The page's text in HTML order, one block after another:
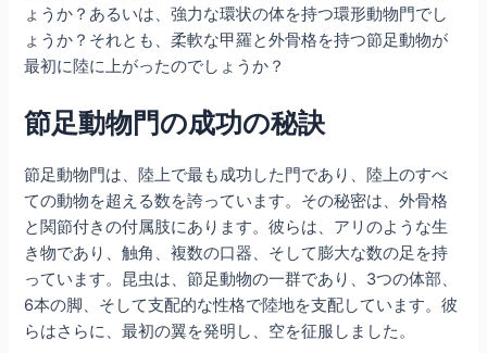
ょうか？あるいは、強力な環状の体を持つ環形動物門でし
ょうか？それとも、柔軟な甲羅と外骨格を持つ節足動物が
最初に陸に上がったのでしょうか？
節足動物門の成功の秘訣
節足動物門は、陸上で最も成功した門であり、陸上のすべ
ての動物を超える数を誇っています。その秘密は、外骨格
と関節付きの付属肢にあります。彼らは、アリのような生
き物であり、触角、複数の口器、そして膨大な数の足を持
っています。昆虫は、節足動物の一群であり、3つの体部、
6本の脚、そして支配的な性格で陸地を支配しています。彼
らはさらに、最初の翼を発明し、空を征服しました。